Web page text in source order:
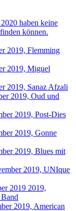
haben keine
können.
2019, Flemming
2019, Miguel
2019, Sanaz Afzali
2019, Oud und
2019, Post-Dies
2019, Gonne
2019, Blues mit
2019, UNIque
2019 2019,
2019, American